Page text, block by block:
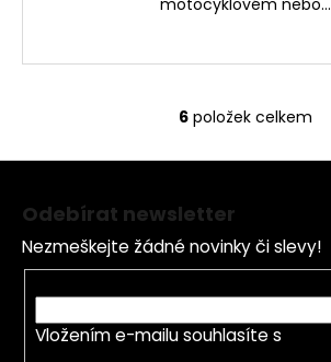
motocyklovém nebo...
O
v
a
c
í
p
r
6 položek celkem
Odebírat newsletter
Nezmeškejte žádné novinky či slevy!
Vložením e-mailu souhlasíte s